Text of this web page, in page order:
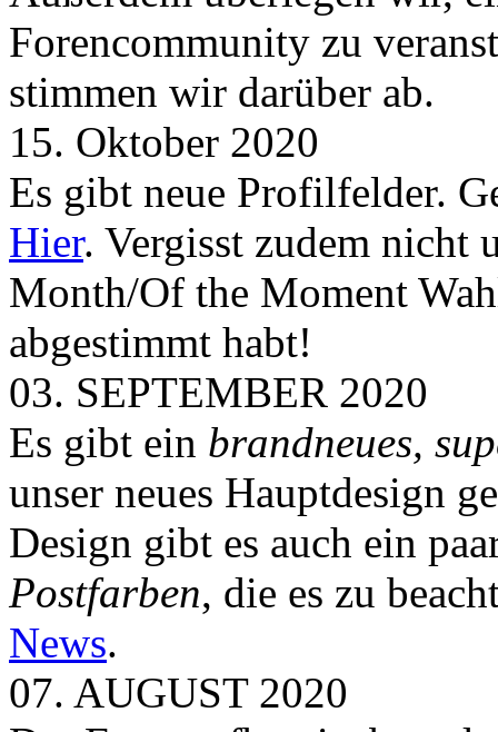
Forencommunity zu
stimmen wir darüber ab.
15. Oktober 2020
Es gibt neue Profilfelder.
Hier. Vergisst zudem nicht
Month/Of the Moment
abgestimmt habt!
03. SEPTEMBER 2020
Es gibt ein brandneues,
unser neues Hauptdesign
Design gibt es auch ein
Postfarben, die es zu
News.
07. AUGUST 2020